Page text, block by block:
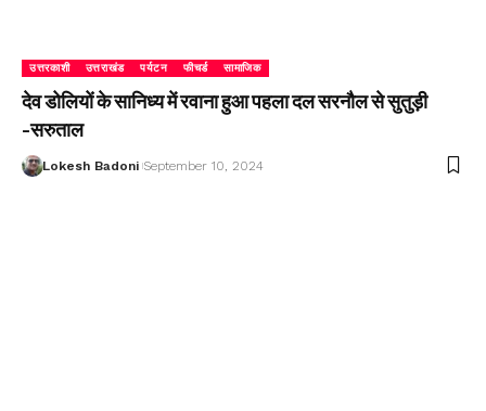
उत्तरकाशी उत्तराखंड पर्यटन फीचर्ड सामाजिक
देव डोलियों के सानिध्य में रवाना हुआ पहला दल सरनौल से सुतुड़ी
-सरुताल
Lokesh Badoni September 10, 2024